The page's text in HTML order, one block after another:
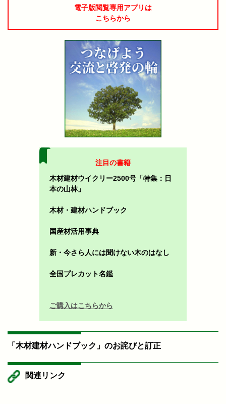
電子版閲覧専用アプリは
こちらから
注目の書籍
木材建材ウイクリー2500号「特集：日
本の山林」
木材・建材ハンドブック
国産材活用事典
新・今さら人には聞けない木のはなし
全国プレカット名鑑
ご購入はこちらから
「木材建材ハンドブック」のお詫びと訂正
関連リンク